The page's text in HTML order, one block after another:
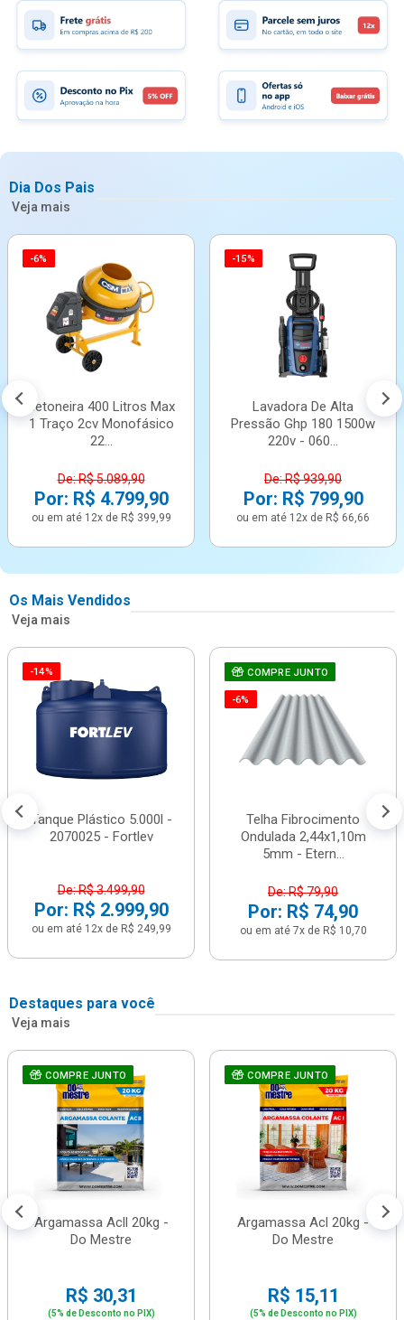
Dia Dos Pais
Veja mais
-6%
Betoneira 400 Litros Max
1 Traço 2cv Monofásico
22...
De: R$ 5.089,90
Por: R$ 4.799,90
ou em até 12x de R$ 399,99
-15%
Lavadora De Alta
Pressão Ghp 180 1500w
220v - 060...
De: R$ 939,90
Por: R$ 799,90
ou em até 12x de R$ 66,66
Os Mais Vendidos
Veja mais
-14%
Tanque Plástico 5.000l -
2070025 - Fortlev
De: R$ 3.499,90
Por: R$ 2.999,90
ou em até 12x de R$ 249,99
COMPRE JUNTO
-6%
Telha Fibrocimento
Ondulada 2,44x1,10m
5mm - Etern...
De: R$ 79,90
Por: R$ 74,90
ou em até 7x de R$ 10,70
Destaques para você
Veja mais
COMPRE JUNTO
Argamassa Acll 20kg -
Do Mestre
R$ 30,31
(5% de Desconto no PIX)
COMPRE JUNTO
Argamassa Acl 20kg -
Do Mestre
R$ 15,11
(5% de Desconto no PIX)